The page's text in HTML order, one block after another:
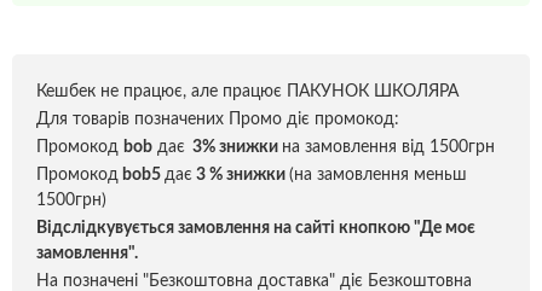
Кешбек не працює, але працює ПАКУНОК ШКОЛЯРА
Для товарів позначених Промо діє промокод:
Промокод bob дає 3% знижки на замовлення від 1500грн
Промокод bob5 дає 3 % знижки (на замовлення меньш
1500грн)
Відслідкувується замовлення на сайті кнопкою "Де моє
замовлення".
На позначені "Безкоштовна доставка" діє Безкоштовна